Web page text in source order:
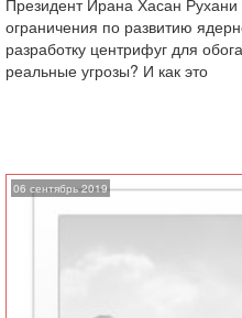
Президент Ирана Хасан
ограничения по развитию
разработку центрифуг для
реальные угрозы? И как это
06 сентябрь 2019